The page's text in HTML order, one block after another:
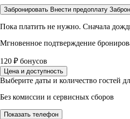
Забронировать Внести предоплату
Пока платить не нужно. Сначала
Мгновенное подтверждение
120 ₽ бонусов
Цена и доступность
Выберите даты и количество гостей
Без комиссии и сервисных сборов
Показать телефон